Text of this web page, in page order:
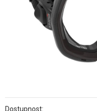
Dostupnost: